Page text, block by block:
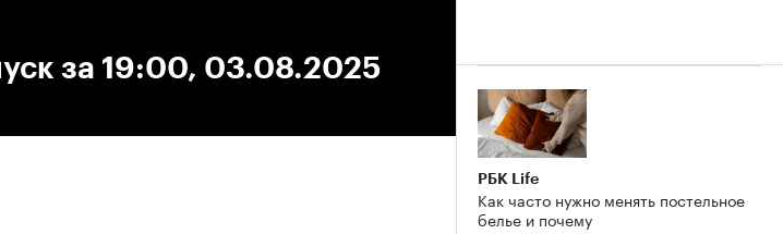
за 19:00, 03.08.2025
РБК Life
Как часто нужно менять постельное
белье и почему